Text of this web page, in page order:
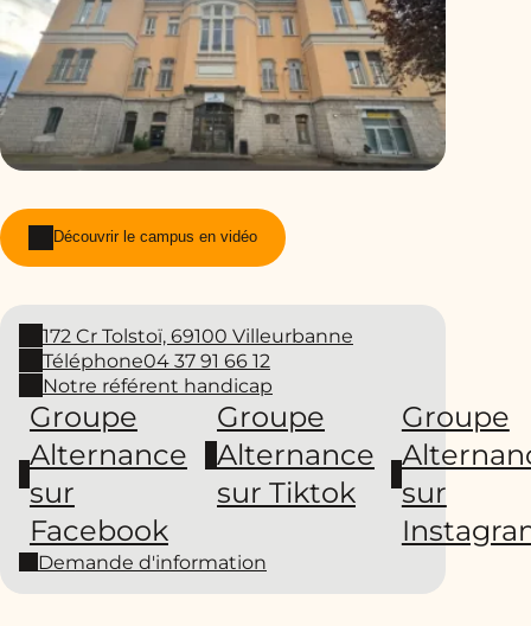
Découvrir le campus en vidéo
172 Cr Tolstoï, 69100 Villeurbanne
Téléphone04 37 91 66 12
Notre référent handicap
Groupe
Alternance
sur
Facebook
Groupe
Alternance
sur Tiktok
Groupe
sur
Demande d'information